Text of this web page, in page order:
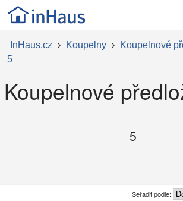
InHaus.cz › Koupelny › Koupelnové
5
Koupelnové
5
Seřadit podle: